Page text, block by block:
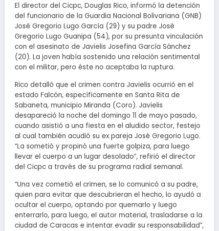
El director del Cicpc, Douglas Rico, informó la detención
del funcionario de la Guardia Nacional Bolivariana (GNB)
José Gregorio Lugo García (29) y su padre José
Gregorio Lugo Guanipa (54), por su presunta vinculación
con el asesinato de Javielis Josefina García Sánchez
(20). La joven había sostenido una relación sentimental
con el militar, pero éste no aceptaba la ruptura.
Rico detalló que el crimen contra Javielis ocurrió en el
estado Falcón, específicamente en Santa Rita de
Sabaneta, municipio Miranda (Coro). Javielis
desapareció la noche del domingo 11 de mayo pasado,
cuando asistió a una fiesta en el aludido sector, festejo
al cual también acudió su ex pareja José Gregorio Lugo.
“La sometió y propinó una fuerte golpiza, para luego
llevar el cuerpo a un lugar desolado”, refirió el director
del Cicpc a través de su programa radial semanal.
“Una vez cometió el crimen, se lo comunicó a su padre,
quien para evitar que descubrieran el hecho, lo ayudó a
ocultar el cuerpo, optando por quemarlo y luego
enterrarlo, para luego, el autor material, trasladarse a la
ciudad de Caracas e intentar evadir su responsabilidad”,